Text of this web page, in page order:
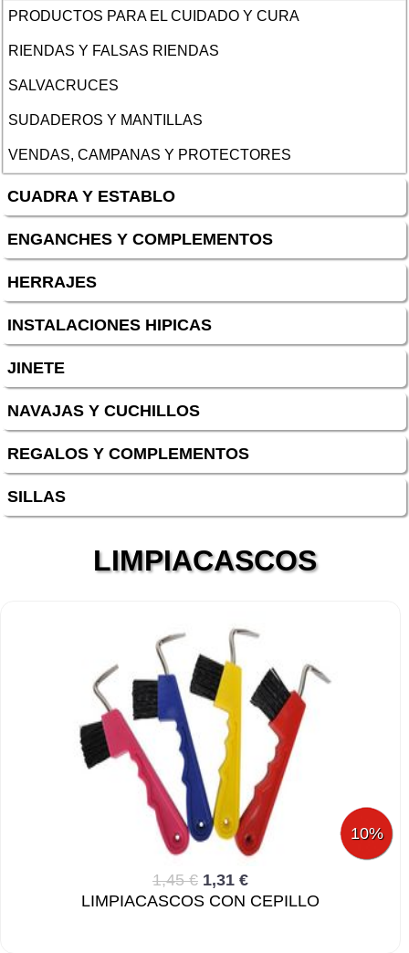
PRODUCTOS PARA EL CUIDADO Y CURA
RIENDAS Y FALSAS RIENDAS
SALVACRUCES
SUDADEROS Y MANTILLAS
VENDAS, CAMPANAS Y PROTECTORES
CUADRA Y ESTABLO
ENGANCHES Y COMPLEMENTOS
HERRAJES
INSTALACIONES HIPICAS
JINETE
NAVAJAS Y CUCHILLOS
REGALOS Y COMPLEMENTOS
SILLAS
LIMPIACASCOS
10%
1,45 € 1,31 €
LIMPIACASCOS CON CEPILLO